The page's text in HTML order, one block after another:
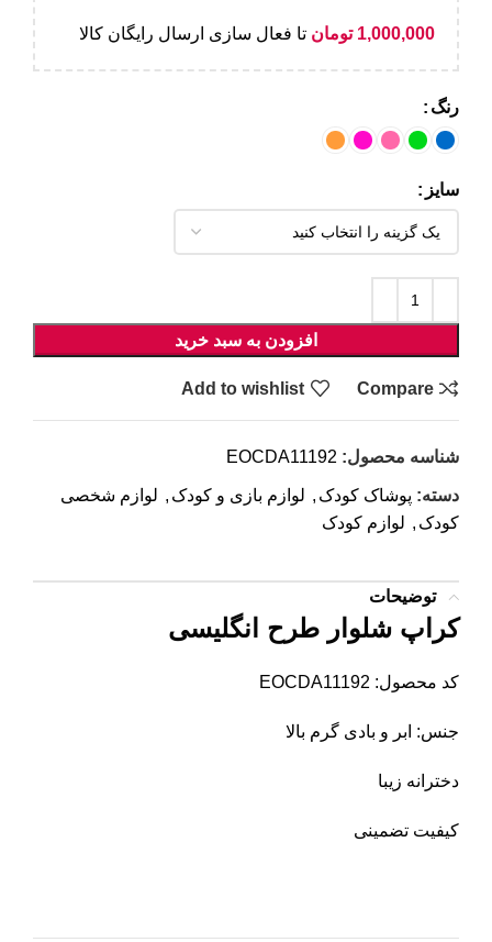
1,000,000 تومان تا فعال سازی ارسال رایگان کالا
رنگ
سایز
افزودن به سبد خرید
Compare
Add to wishlist
شناسه محصول: EOCDA11192
دسته: پوشاک کودک , لوازم بازی و کودک , لوازم شخصی
کودک , لوازم کودک
توضیحات
کراپ شلوار طرح انگلیسی
کد محصول: EOCDA11192
جنس: ابر و بادی گرم بالا
دخترانه زیبا
کیفیت تضمینی